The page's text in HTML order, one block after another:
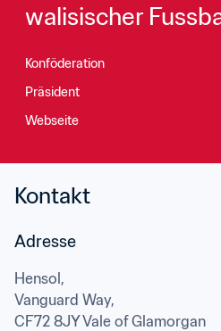
walisischer
Konföderation
Präsident
Webseite
Kontakt
Adresse
Hensol,
Vanguard Way,
CF72 8JY Vale of Glamorgan